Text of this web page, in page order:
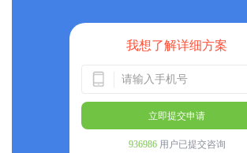
我想了解详细方案
立即提交申请
936986用户已提交咨询